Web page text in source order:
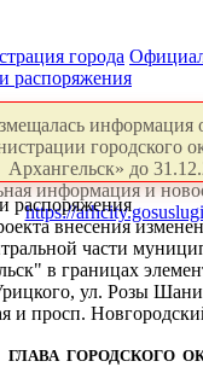
города
распоряжения
информация
городского
Архангельск» до
информация и
https://
распоряжения
внесения
части
в границах
ул. Розы
и просп.
ГЛАВА ГОРОДСКОГО